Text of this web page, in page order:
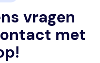
vragen
met